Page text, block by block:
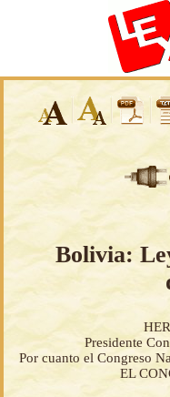
Bolivia:
Presidente
Por cuanto el Congreso
EL